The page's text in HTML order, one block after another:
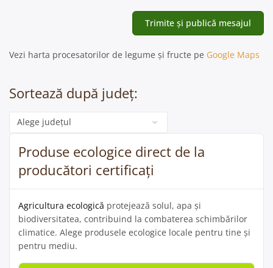
Vezi harta procesatorilor de legume și fructe pe Google Maps
Sortează după județ:
Categorie
Produse ecologice direct de la
producători certificați
Agricultura ecologică protejează solul, apa și
biodiversitatea, contribuind la combaterea schimbărilor
climatice. Alege produsele ecologice locale pentru tine și
pentru mediu.